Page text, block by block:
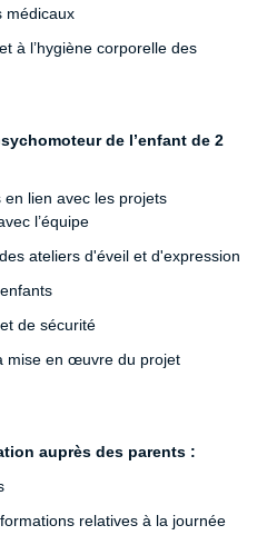
médicaux
à l’hygiène corporelle des
de l’enfant de 2
lien avec les projets
l’équipe
ateliers d'éveil et d'expression
de sécurité
mise en œuvre du projet
auprès des parents :
relatives à la journée